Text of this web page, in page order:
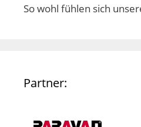
So wohl fühlen sich
Partner: